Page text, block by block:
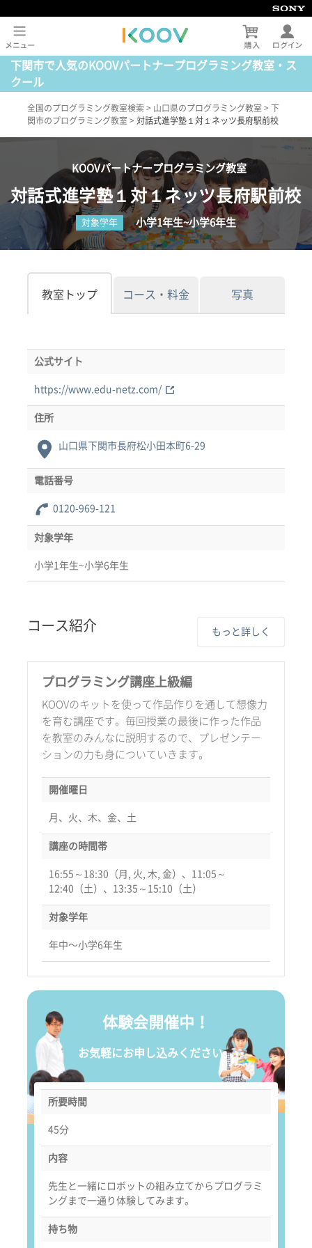
下関市で人気のKOOVパートナープログラミング教室・ス
クール
全国のプログラミング教室検索 > 山口県のプログラミング教室 > 下
関市のプログラミング教室 > 対話式進学塾１対１ネッツ長府駅前校
KOOVパートナープログラミング教室
対話式進学塾１対１ネッツ長府駅前校
対象学年 小学1年生~小学6年生
教室トップ コース・料金 写真
公式サイト
https://www.edu-netz.com/
住所
山口県下関市長府松小田本町6-29
電話番号
0120-969-121
対象学年
小学1年生~小学6年生
コース紹介 もっと詳しく
プログラミング講座上級編
KOOVのキットを使って作品作りを通して想像力
を育む講座です。毎回授業の最後に作った作品
を教室のみんなに説明するので、プレゼンテー
ションの力も身についていきます。
開催曜日
月、火、木、金、土
講座の時間帯
16:55～18:30（月, 火, 木, 金）、11:05～
12:40（土）、13:35～15:10（土）
対象学年
年中〜小学6年生
体験会開催中！
お気軽にお申し込みください。
所要時間
45分
内容
先生と一緒にロボットの組み立てからプログラミ
ングまで一通り体験してみます。
持ち物